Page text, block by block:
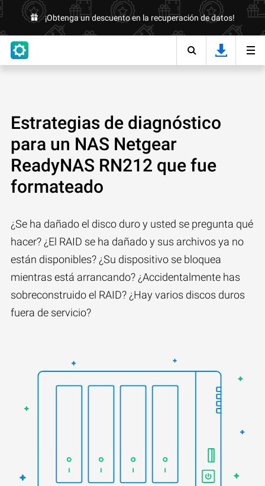
¡Obtenga un descuento en la recuperación de datos!
Estrategias de diagnóstico
para un NAS Netgear
ReadyNAS RN212 que fue
formateado
¿Se ha dañado el disco duro y usted se pregunta qué
hacer? ¿El RAID se ha dañado y sus archivos ya no
están disponibles? ¿Su dispositivo se bloquea
mientras está arrancando? ¿Accidentalmente has
sobreconstruido el RAID? ¿Hay varios discos duros
fuera de servicio?